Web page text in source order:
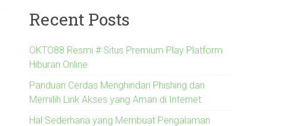
Recent Posts
OKTO88 Resmi # Situs Premium Play Platform
Hiburan Online
Panduan Cerdas Menghindari Phishing dan
Memilih Link Akses yang Aman di Internet
Hal Sederhana yang Membuat Pengalaman